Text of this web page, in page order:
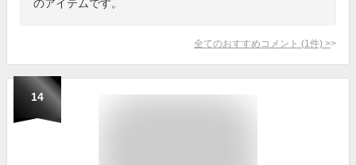
のアイテムです。
全てのおすすめコメント (1 件) >
14